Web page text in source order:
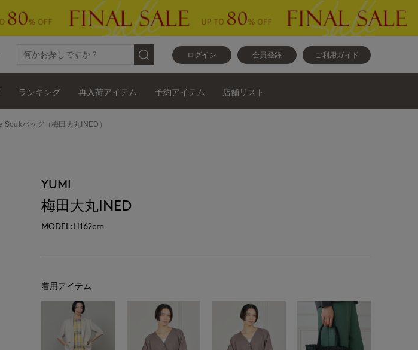
ログイン 会員登録 ご利用ガイド
ランキング 再入荷アイテム 予約アイテム 店舗リスト
バッグ（梅田大丸INED）
YUMI
梅田大丸INED
MODEL:H162cm
着用アイテム